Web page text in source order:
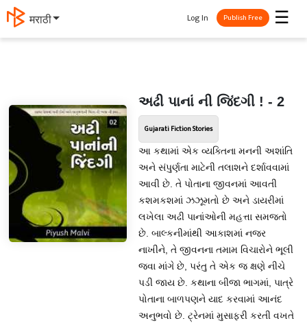
मराठी ☰
Log In Publish Free
અઢી પાનાં ની જિંદગી ! - 2
Gujarati Fiction Stories
આ કથામાં એક વ્યક્તિના મનની અશાંતિ
અને સંપુર્ણતા માટેની તલાશને દર્શાવવામાં
આવી છે. તે પોતાના જીવનમાં આવતી
કશમકશમાં ઝઝૂમતો છે અને ડાયરીમાં
લખેલા અઢી પાનાંઓની મહત્તા સમજતો
છે. બાલ્કનીમાંથી આકાશમાં નજર
નાખીને, તે જીવનના તમામ વિચારોને ભૂલી
જવા માંગે છે, પરંતુ તે એક જ ક્ષણે નીચે
પડી જાય છે. કથાના બીજા ભાગમાં, પાત્રે
પોતાના બાળપણને યાદ કરવામાં આનંદ
અનુભવો છે. ટ્રેનમાં મુસાફરી કરતી વખતે